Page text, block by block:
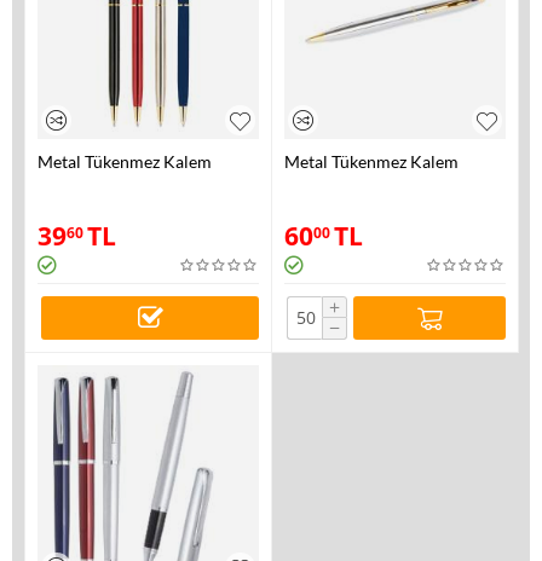
Metal Tükenmez Kalem
3960TL
Metal Tükenmez Kalem
6000TL
+
−